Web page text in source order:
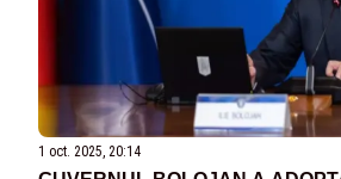
1 oct. 2025, 20:14